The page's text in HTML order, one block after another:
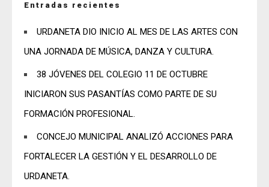
Entradas recientes
URDANETA DIO INICIO AL MES DE LAS ARTES CON
UNA JORNADA DE MÚSICA, DANZA Y CULTURA.
38 JÓVENES DEL COLEGIO 11 DE OCTUBRE
INICIARON SUS PASANTÍAS COMO PARTE DE SU
FORMACIÓN PROFESIONAL.
CONCEJO MUNICIPAL ANALIZÓ ACCIONES PARA
FORTALECER LA GESTIÓN Y EL DESARROLLO DE
URDANETA.